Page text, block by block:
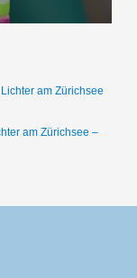
am Zürichsee –